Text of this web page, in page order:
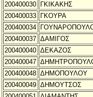
200400030
ΓΚΙΚΑΚΗΣ
200400033
ΓΚΟΥΡΑ
200400034
200400037 ΔΑΜΙΓΟΣ
200400040 ΔΕΚΑΖΟΣ
200400047
200400048 ΔΗΜΟΠΟΥΛΟΥ
200400049 ΔΗΜΟΥΤΣΟΣ